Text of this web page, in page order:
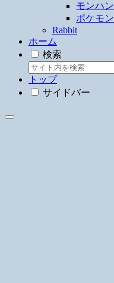
モンハン
ポケモン
Rabbit
ホーム
検索
トップ
サイドバー